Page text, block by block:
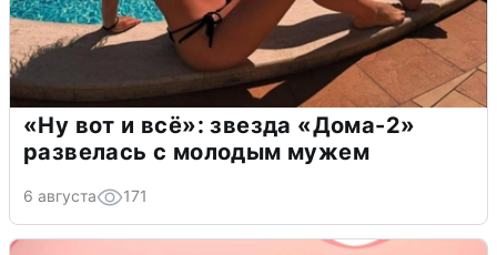
«Ну вот и всё»: звезда «Дома-2»
развелась с молодым мужем
6 августа 171